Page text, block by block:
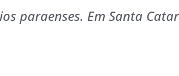
paraenses. Em Santa